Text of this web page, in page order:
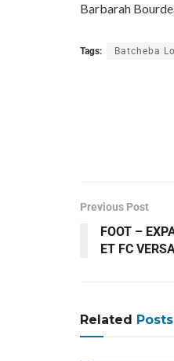
Barbarah
Tags: Batcheba
Previous Post
FOOT –
ET FC
Related Posts